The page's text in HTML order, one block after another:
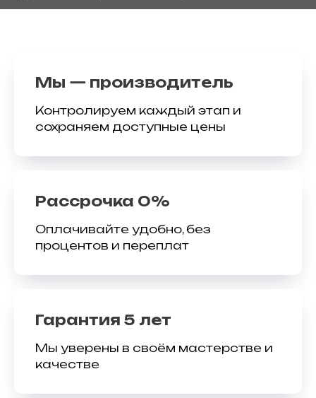
Мы — производитель
Контролируем каждый этап и
сохраняем доступные цены
Рассрочка 0%
Оплачивайте удобно, без
процентов и переплат
Гарантия 5 лет
Мы уверены в своём мастерстве и
качестве